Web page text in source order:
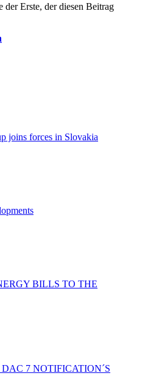
der Erste, der diesen Beitrag
joins forces in Slovakia
BILLS TO THE
7 NOTIFICATION´S